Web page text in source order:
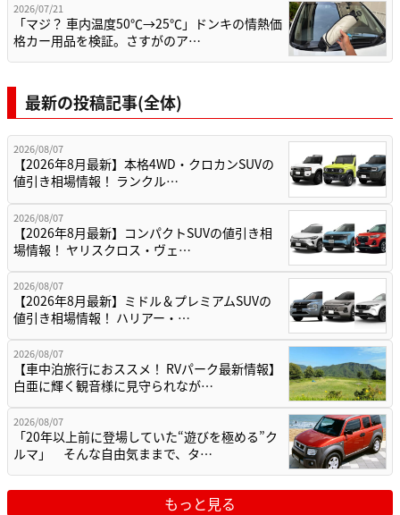
2026/07/21
「マジ？ 車内温度50℃→25℃」ドンキの情熱価
格カー用品を検証。さすがのア…
最新の投稿記事(全体)
2026/08/07
【2026年8月最新】本格4WD・クロカンSUVの
値引き相場情報！ ランクル…
2026/08/07
【2026年8月最新】コンパクトSUVの値引き相
場情報！ ヤリスクロス・ヴェ…
2026/08/07
【2026年8月最新】ミドル＆プレミアムSUVの
値引き相場情報！ ハリアー・…
2026/08/07
【車中泊旅行におススメ！ RVパーク最新情報】
白亜に輝く観音様に見守られなが…
2026/08/07
「20年以上前に登場していた“遊びを極める”ク
ルマ」 そんな自由気ままで、タ…
もっと見る